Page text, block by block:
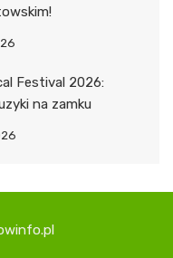
Festival 2026:
na zamku